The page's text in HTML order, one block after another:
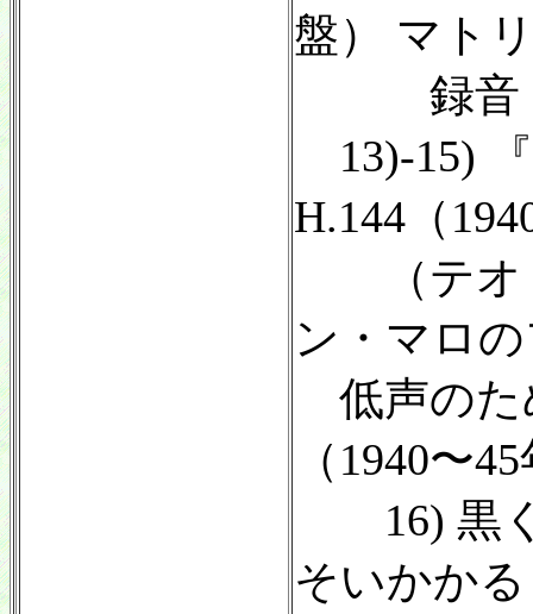
盤） マト
録音：
13)-15)
H.144（
（テオ
ン・マロ
低声のた
（1940〜
16) 黒く
そいかか